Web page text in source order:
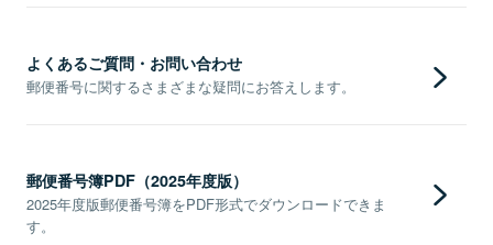
よくあるご質問・お問い合わせ
郵便番号に関するさまざまな疑問にお答えします。
郵便番号簿PDF（2025年度版）
2025年度版郵便番号簿をPDF形式でダウンロードできま
す。